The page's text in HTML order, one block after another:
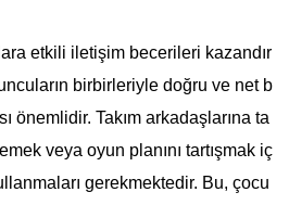
etkili iletişim becerileri kazandır
birbirleriyle doğru ve net b
önemlidir. Takım arkadaşlarına ta
veya oyun planını tartışmak iç
gerekmektedir. Bu, çocu